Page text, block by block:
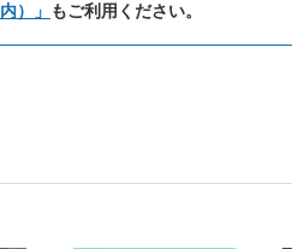
）」 もご利用ください。